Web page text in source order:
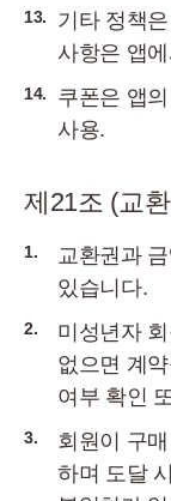
13.
기타 정책
사항은 앱
14.
쿠폰은 앱
사용.
제21조 (교
1.
교환권과
있습니다.
2.
미성년자
없으면 계
여부 확인
3.
회원이 구
하며 도달